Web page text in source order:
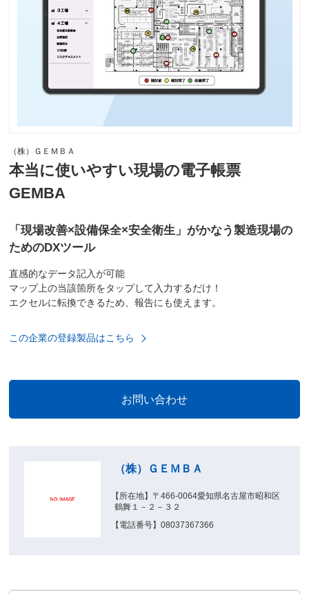
（株）ＧＥＭＢＡ
本当に使いやすい現場の電子帳票
GEMBA
「現場改善×設備保全×安全衛生」がかなう製造現場の
ためのDXツール
直感的なデータ記入が可能
マップ上の当該箇所をタップして入力するだけ！
エクセルに転換できるため、報告にも使えます。
この企業の登録製品はこちら
（株）ＧＥＭＢＡ
【所在地】〒466-0064愛知県名古屋市昭和区
鶴舞１－２－３２
【電話番号】08037367366